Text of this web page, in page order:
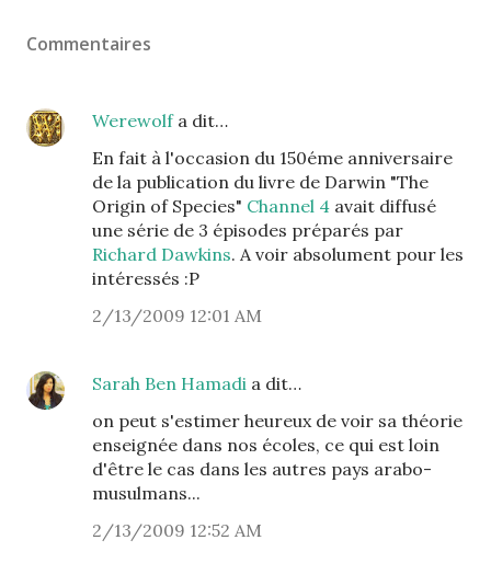
Commentaires
Werewolfa dit…
En fait à l'occasion du 150éme anniversaire
de la publication du livre de Darwin "The
Origin of Species" Channel 4 avait diffusé
une série de 3 épisodes préparés par
Richard Dawkins. A voir absolument pour les
intéressés :P
2/13/2009 12:01 AM
Sarah Ben Hamadi a dit…
on peut s'estimer heureux de voir sa théorie
enseignée dans nos écoles, ce qui est loin
d'être le cas dans les autres pays arabo-
musulmans...
2/13/2009 12:52 AM